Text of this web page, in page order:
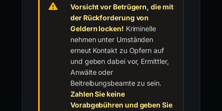
Vorsicht vor Betrügern, die mit
der Rückforderung von
Geldern locken! Kriminelle
nehmen unter Umständen
erneut Kontakt zu Opfern auf
und geben dabei vor, Ermittler,
Anwälte oder
Beitreibungsbeamte zu sein.
Zahlen Sie keine
Vorabgebühren und geben Sie